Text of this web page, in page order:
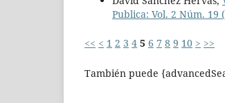
Publica: Vol. 2 Núm.
<< < 1 2 3 4 5 6 7 8 9 10 > >>
También puede